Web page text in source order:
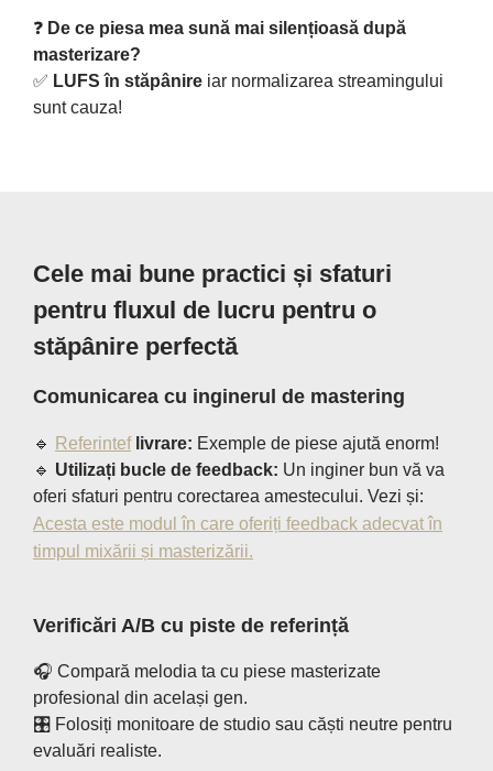
❓ De ce piesa mea sună mai silențioasă după
masterizare?
✅ LUFS în stăpânire iar normalizarea streamingului
sunt cauza!
Cele mai bune practici și sfaturi
pentru fluxul de lucru pentru o
stăpânire perfectă
Comunicarea cu inginerul de mastering
🔹 Referinteflivrare: Exemple de piese ajută enorm!
🔹 Utilizați bucle de feedback: Un inginer bun vă va
oferi sfaturi pentru corectarea amestecului. Vezi și:
Acesta este modul în care oferiți feedback adecvat în
timpul mixării și masterizării.
Verificări A/B cu piste de referință
🎧 Compară melodia ta cu piese masterizate
profesional din același gen.
🎛 Folosiți monitoare de studio sau căști neutre pentru
evaluări realiste.